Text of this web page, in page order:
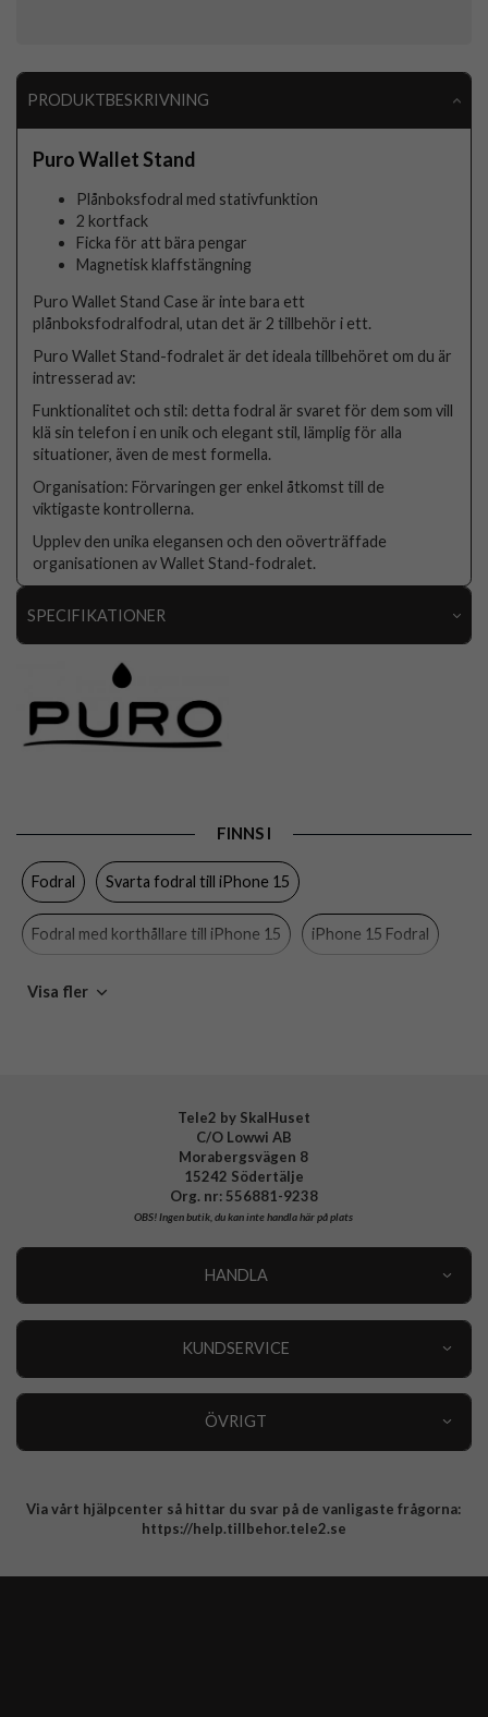
PRODUKTBESKRIVNING
Puro Wallet Stand
Plånboksfodral med stativfunktion
2 kortfack
Ficka för att bära pengar
Magnetisk klaffstängning
Puro Wallet Stand Case är inte bara ett
plånboksfodralfodral, utan det är 2 tillbehör i ett.
Puro Wallet Stand-fodralet är det ideala tillbehöret om du är
intresserad av:
Funktionalitet och stil: detta fodral är svaret för dem som vill
klä sin telefon i en unik och elegant stil, lämplig för alla
situationer, även de mest formella.
Organisation: Förvaringen ger enkel åtkomst till de
viktigaste kontrollerna.
Upplev den unika elegansen och den oöverträffade
organisationen av Wallet Stand-fodralet.
SPECIFIKATIONER
Artikelnummer
Passar till
Produkttyp
Varumärke
Tillverkarens art nr PUIPC1561BOOKC8BLK
FINNS I
Fodral Svarta fodral till iPhone 15
Fodral med korthållare till iPhone 15 iPhone 15 Fodral
iPhone 15
Visa fler
Tele2 by SkalHuset
C/O Lowwi AB
Morabergsvägen 8
15242 Södertälje
Org. nr: 556881-9238
OBS!Ingen butik, du kan inte handla här på plats
HANDLA
KUNDSERVICE
ÖVRIGT
Integritetspolicy
Via vårt hjälpcenter så hittar du svar på de vanligaste frågorna:
https://help.tillbehor.tele2.se